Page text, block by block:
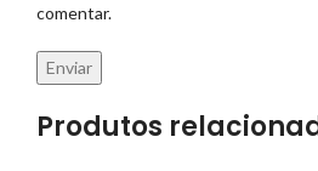
comentar.
Produtos